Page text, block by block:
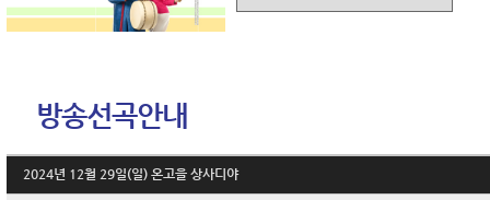
방송선곡안내
2024년 12월 29일(일) 온고을 상사디야